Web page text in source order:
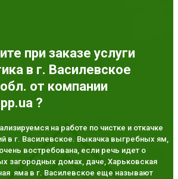
при заказе услуги
в г. Василевское
от компании
?
на работе по чистке и откачке
в г. Василевское. Выкачка выгребных ям,
востребована, если речь идет о
загородных домах, даче, Харьковская
яма в г. Василевское еще называют